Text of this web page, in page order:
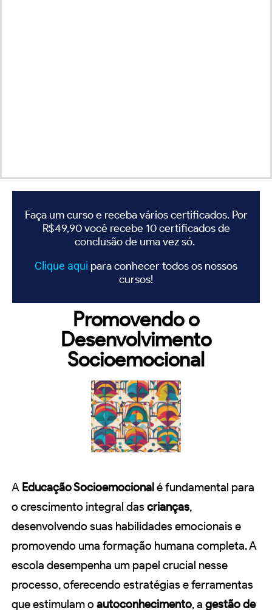
Faça um curso e receba vários certificados. Por
R$49,90 você recebe 10 certificados de
conclusão de uma vez só.
Clique aqui para conhecer todos os nossos
cursos!
Promovendo o
Desenvolvimento
Socioemocional
A Educação Socioemocionalé fundamental para
o crescimento integral dascrianças,
desenvolvendo suas habilidades emocionais e
promovendo uma formação humana completa. A
escola desempenha um papel crucial nesse
processo, oferecendo estratégias e ferramentas
que estimulam o autoconhecimento, a gestão de